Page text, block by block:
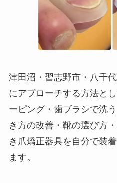
津田沼・習志野市・八千
にアプローチする方法と
ーピング・歯ブラシで洗
き方の改善・靴の選び方
き爪矯正器具を自分で装
ます。